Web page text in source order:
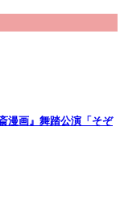
漫画』舞踏公演「そぞ